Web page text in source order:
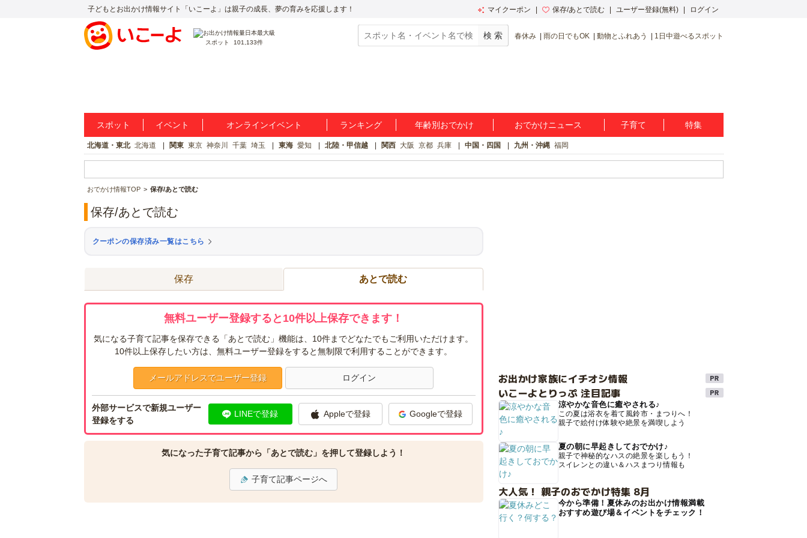
子どもとお出かけ情報サイト「いこーよ」は親子の成長、夢の育みを応援します！ マイクーポン 保存/あとで読む ユーザー登録(無料) ログイン
スポット 101,133件
春休み 雨の日でもOK 動物とふれあう 1日中遊べるスポット
スポット イベント オンラインイベント ランキング 年齢別おでかけ おでかけニュース 子育て 特集
北海道・東北 北海道 関東 東京 神奈川 千葉 埼玉 東海 愛知 北陸・甲信越 関西 大阪 京都 兵庫 中国・四国 九州・沖縄 福岡
おでかけ情報TOP 保存/あとで読む
保存/あとで読む
クーポンの保存済み一覧はこちら
保存 あとで読む
無料ユーザー登録すると10件以上保存できます！
気になる子育て記事を保存できる「あとで読む」機能は、10件までどなたでもご利用いただけます。
10件以上保存したい方は、無料ユーザー登録をすると無制限で利用することができます。
メールアドレスでユーザー登録 ログイン
外部サービスで新規ユーザー
登録をする
LINEで登録 Appleで登録 Googleで登録
気になった子育て記事から「あとで読む」を押して登録しよう！
子育て記事ページへ
お出かけ家族にイチオシ情報
いこーよとりっぷ 注目記事
涼やかな音色に癒やされる♪
この夏は浴衣を着て風鈴市・まつりへ！
親子で絵付け体験や絶景を満喫しよう
夏の朝に早起きしておでかけ♪
親子で神秘的なハスの絶景を楽しもう！
スイレンとの違い＆ハスまつり情報も
大人気！ 親子のおでかけ特集 8月
今から準備！夏休みのお出かけ情報満載
おすすめ遊び場＆イベントをチェック！